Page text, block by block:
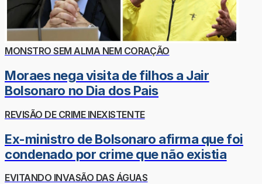
MONSTRO SEM ALMA NEM CORAÇÃO
Moraes nega visita de filhos a Jair
Bolsonaro no Dia dos Pais
REVISÃO DE CRIME INEXISTENTE
Ex-ministro de Bolsonaro afirma que foi
condenado por crime que não existia
EVITANDO INVASÃO DAS ÁGUAS